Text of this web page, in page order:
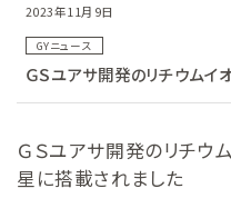
2023年11月9日
GYニュース
ＧＳユアサ開発のリチウム
ＧＳユアサ開発のリチウ
星に搭載されました